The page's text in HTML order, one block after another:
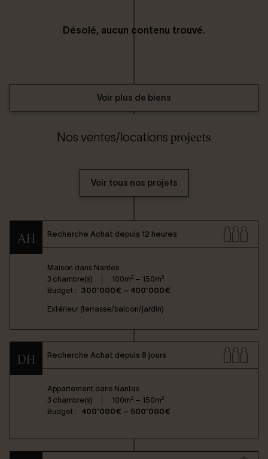
Désolé, aucun contenu trouvé.
Voir plus de biens
Nos ventes/locations projects
Voir tous nos projets
AH Recherche Achat depuis 12 heures
Maison dans Nantes
3 chambre(s)
100m² – 150m²
Budget :
300'000€ – 400'000€
Extérieur (terrasse/balcon/jardin)
DH Recherche Achat depuis 8 jours
Appartement dans Nantes
3 chambre(s)
100m² – 150m²
Budget :
400'000€ – 500'000€